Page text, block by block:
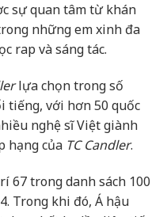
sự quan tâm từ khán
những em xinh đa
rap và sáng tác.
lựa chọn trong số
tiếng, với hơn 50 quốc
nghệ sĩ Việt giành
hạng của TC Candler.
67 trong danh sách 100
Trong khi đó, Á hậu